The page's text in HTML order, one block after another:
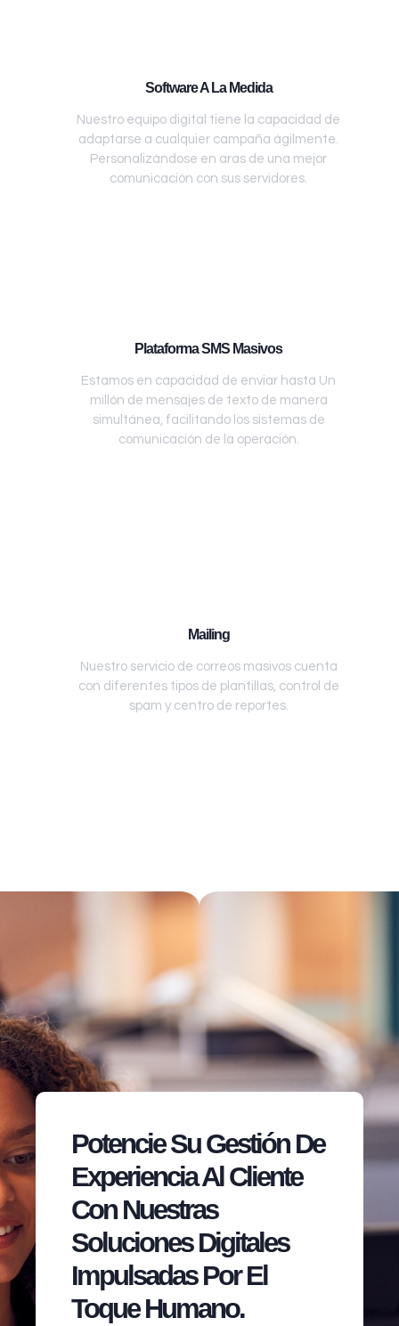
Software A La Medida
Nuestro equipo digital tiene la capacidad de
adaptarse a cualquier campaña ágilmente.
Personalizándose en aras de una mejor
comunicación con sus servidores.
Plataforma SMS Masivos
Estamos en capacidad de enviar hasta Un
millón de mensajes de texto de manera
simultánea, facilitando los sistemas de
comunicación de la operación.
Mailing
Nuestro servicio de correos masivos cuenta
con diferentes tipos de plantillas, control de
spam y centro de reportes.
Potencie Su Gestión De
Experiencia Al Cliente
Con Nuestras
Soluciones Digitales
Impulsadas Por El
Toque Humano.